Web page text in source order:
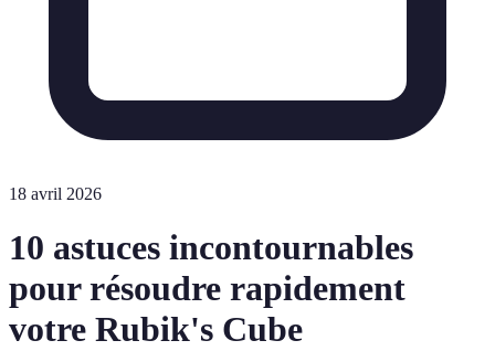
18 avril 2026
10 astuces incontournables
pour résoudre rapidement
votre Rubik's Cube